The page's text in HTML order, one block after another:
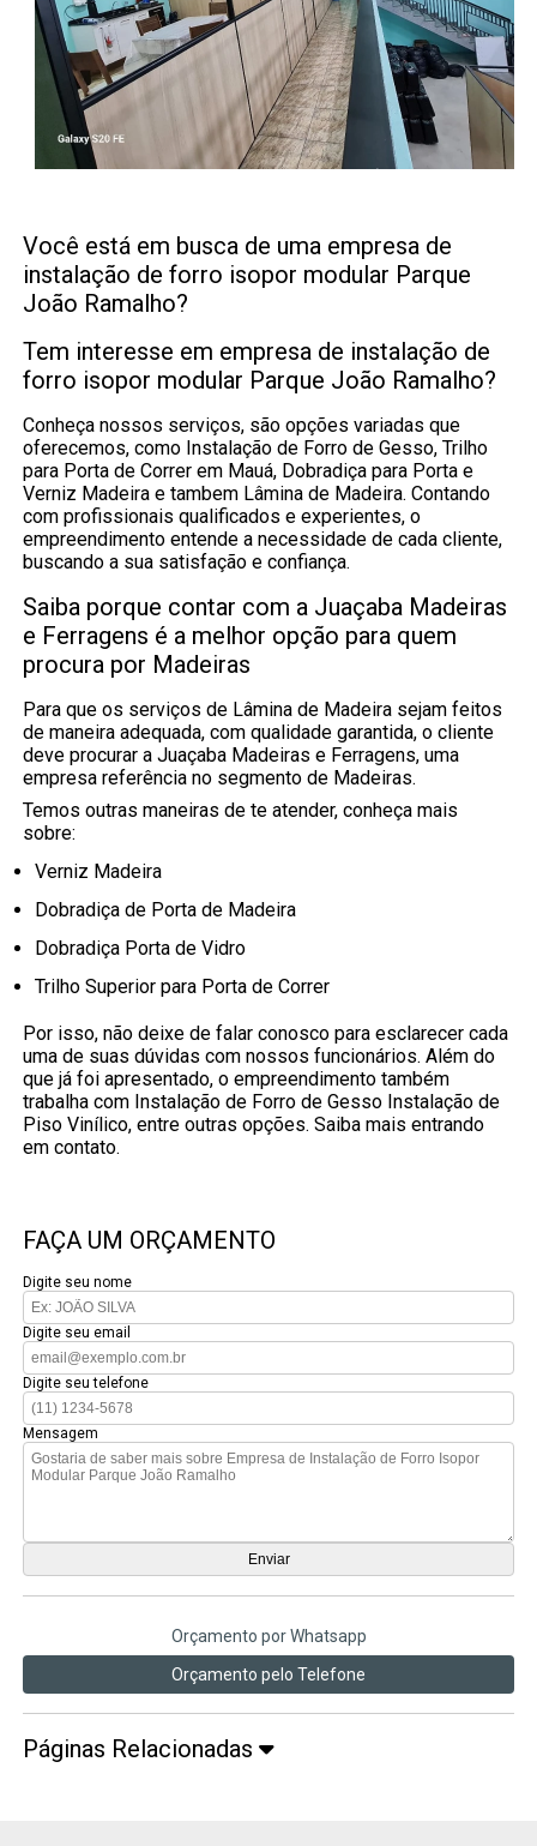
Você está em busca de uma empresa de
instalação de forro isopor modular Parque
João Ramalho?
Tem interesse em empresa de instalação de
forro isopor modular Parque João Ramalho?
Conheça nossos serviços, são opções variadas que
oferecemos, como Instalação de Forro de Gesso, Trilho
para Porta de Correr em Mauá, Dobradiça para Porta e
Verniz Madeira e tambem Lâmina de Madeira. Contando
com profissionais qualificados e experientes, o
empreendimento entende a necessidade de cada cliente,
buscando a sua satisfação e confiança.
Saiba porque contar com a Juaçaba Madeiras
e Ferragens é a melhor opção para quem
procura por Madeiras
Para que os serviços de Lâmina de Madeira sejam feitos
de maneira adequada, com qualidade garantida, o cliente
deve procurar a Juaçaba Madeiras e Ferragens, uma
empresa referência no segmento de Madeiras.
Temos outras maneiras de te atender, conheça mais
sobre:
Verniz Madeira
Dobradiça de Porta de Madeira
Dobradiça Porta de Vidro
Trilho Superior para Porta de Correr
Por isso, não deixe de falar conosco para esclarecer cada
uma de suas dúvidas com nossos funcionários. Além do
que já foi apresentado, o empreendimento também
trabalha com Instalação de Forro de Gesso Instalação de
Piso Vinílico, entre outras opções. Saiba mais entrando
em contato.
FAÇA UM ORÇAMENTO
Digite seu nome
Digite seu email
Digite seu telefone
Mensagem
Orçamento por Whatsapp
Orçamento pelo Telefone
Páginas Relacionadas